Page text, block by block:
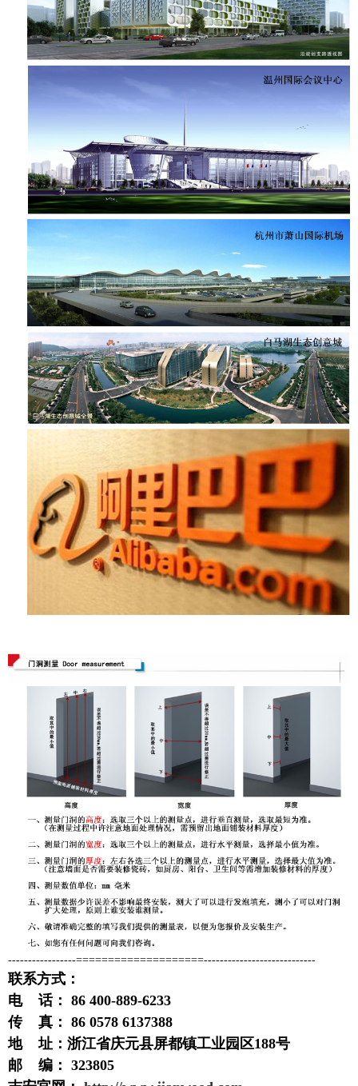
-----------------====================----------------------------
联系方式：
电 话： 86 400-889-6233
传 真： 86 0578 6137388
地 址：浙江省庆元县屏都镇工业园区188号
邮 编： 323805